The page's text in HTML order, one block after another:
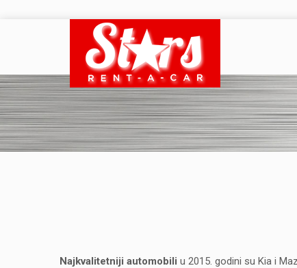
Najkvalitetniji automobili u 2015. godini su Kia i